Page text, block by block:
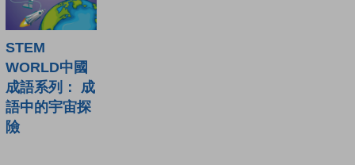
STEM
WORLD中國
成語系列： 成
語中的宇宙探
險